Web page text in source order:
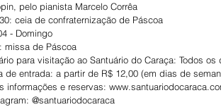
pelo pianista Marcelo Corrêa
ceia de confraternização de Páscoa
- Domingo
missa de Páscoa
para visitação ao Santuário do Caraça: Todos
de entrada: a partir de R$ 12,00 (em dias de
informações e reservas:
@santuariodocaraca